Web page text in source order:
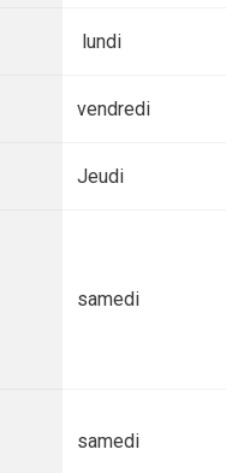
lundi
vendredi
Jeudi
samedi
samedi